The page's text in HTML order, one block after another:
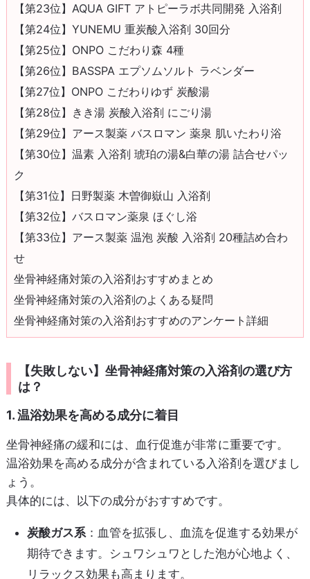
【第23位】AQUA GIFT アトピーラボ共同開発 入浴剤
【第24位】YUNEMU 重炭酸入浴剤 30回分
【第25位】ONPO こだわり森 4種
【第26位】BASSPA エプソムソルト ラベンダー
【第27位】ONPO こだわりゆず 炭酸湯
【第28位】きき湯 炭酸入浴剤 にごり湯
【第29位】アース製薬 バスロマン 薬泉 肌いたわり浴
【第30位】温素 入浴剤 琥珀の湯&白華の湯 詰合せパッ
ク
【第31位】日野製薬 木曽御嶽山 入浴剤
【第32位】バスロマン薬泉 ほぐし浴
【第33位】アース製薬 温泡 炭酸 入浴剤 20種詰め合わ
せ
坐骨神経痛対策の入浴剤おすすめまとめ
坐骨神経痛対策の入浴剤のよくある疑問
坐骨神経痛対策の入浴剤おすすめのアンケート詳細
【失敗しない】坐骨神経痛対策の入浴剤の選び方
は？
1. 温浴効果を高める成分に着目
坐骨神経痛の緩和には、血行促進が非常に重要です。
温浴効果を高める成分が含まれている入浴剤を選びまし
ょう。
具体的には、以下の成分がおすすめです。
炭酸ガス系：血管を拡張し、血流を促進する効果が
期待できます。シュワシュワとした泡が心地よく、
リラックス効果も高まります。